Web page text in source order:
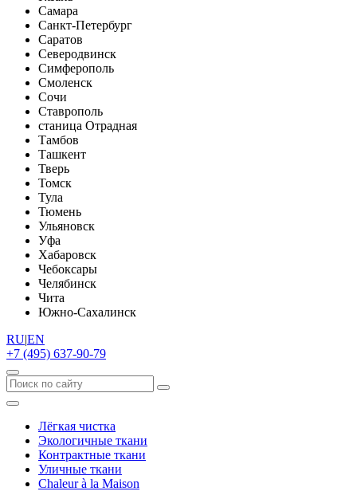
Самара
Санкт-Петербург
Саратов
Северодвинск
Симферополь
Смоленск
Сочи
Ставрополь
станица Отрадная
Тамбов
Ташкент
Тверь
Томск
Тула
Тюмень
Ульяновск
Уфа
Хабаровск
Чебоксары
Челябинск
Чита
Южно-Сахалинск
RU|EN
+7 (495) 637-90-79
Лёгкая чистка
Экологичные ткани
Контрактные ткани
Уличные ткани
Сhaleur à la Maison